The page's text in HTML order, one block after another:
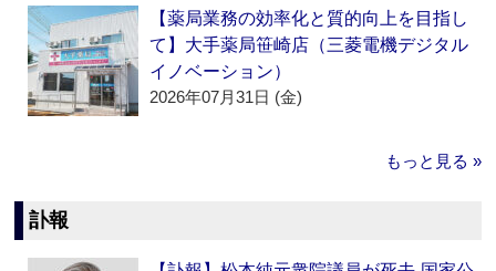
【薬局業務の効率化と質的向上を目指し
て】大手薬局笹崎店（三菱電機デジタル
イノベーション）
2026年07月31日 (金)
もっと見る »
訃報